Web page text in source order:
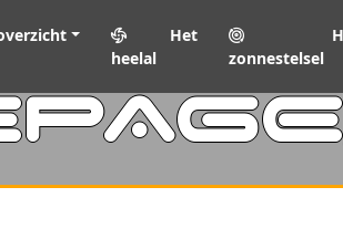
Het
heelal
zonnestelsel